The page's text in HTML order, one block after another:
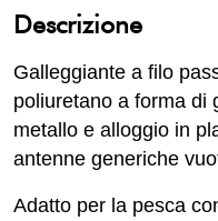
Descrizione
Galleggiante a filo
poliuretano a forma di
metallo e alloggio in
antenne generiche
Adatto per la pesca